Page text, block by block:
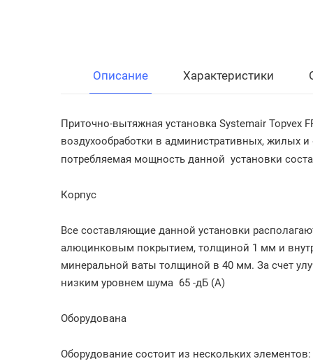
Описание Характеристики
Приточно-вытяжная установка Systemair Topvex
воздухообработки в административных, жилых
потребляемая мощность данной установки
Корпус
Все составляющие данной установки
алюцинковым покрытием, толщиной 1 мм и
минеральной ваты толщиной в 40 мм. За счет
низким уровнем шума 65 -дБ (А)
Оборудована
Оборудование состоит из нескольких